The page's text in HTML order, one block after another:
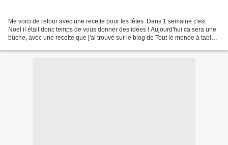
Me voici de retour avec une recette pour les fêtes. Dans 1 semaine c'est
Noel il était donc temps de vous donner des idées ! Aujourd'hui ca sera une
bûche, avec une recette que j'ai trouvé sur le blog de Tout le monde à table.